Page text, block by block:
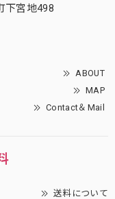
下宮地498
ABOUT
MAP
Contact＆Mail
送料について